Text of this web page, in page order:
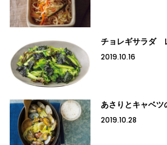
チョレギサラダ
2019.10.16
あさりとキャベツ
2019.10.28